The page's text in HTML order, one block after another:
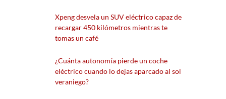
Xpeng desvela un SUV eléctrico capaz de
recargar 450 kilómetros mientras te
tomas un café
¿Cuánta autonomía pierde un coche
eléctrico cuando lo dejas aparcado al sol
veraniego?